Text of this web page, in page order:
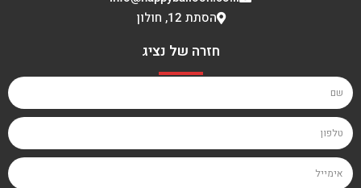
הסתת 12, חולון
חזרה של נציג